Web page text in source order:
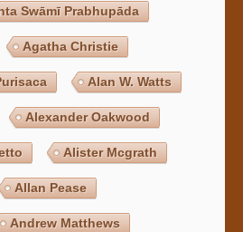
Swāmī Prabhupāda
Agatha Christie
Alan W. Watts
Alexander Oakwood
Alister Mcgrath
Allan Pease
Andrew Matthews